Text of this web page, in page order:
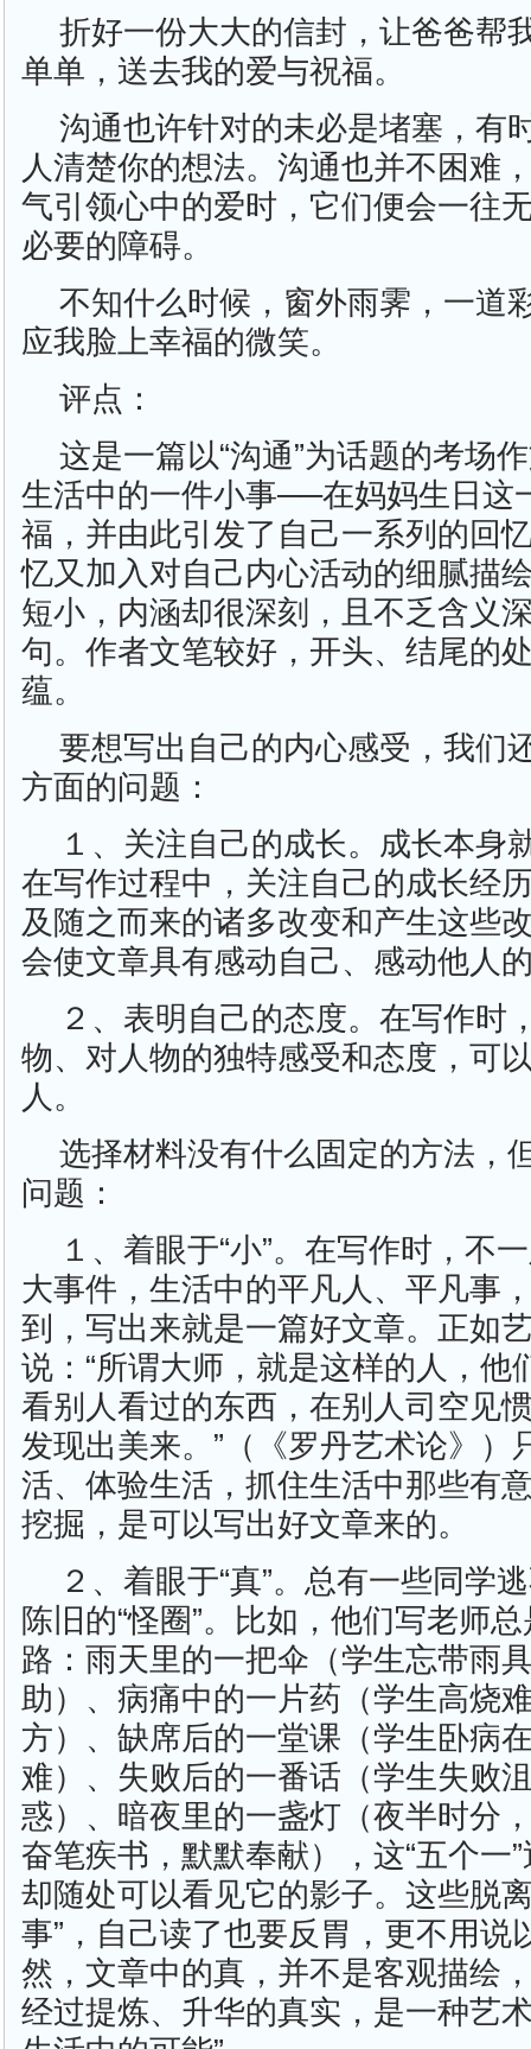
折好一份大大的信封，让爸爸帮
单单，送去我的爱与祝福。
沟通也许针对的未必是堵塞，有
人清楚你的想法。沟通也并不困难
气引领心中的爱时，它们便会一往
必要的障碍。
不知什么时候，窗外雨霁，一道
应我脸上幸福的微笑。
评点：
这是一篇以“沟通”为话题的考场
生活中的一件小事──在妈妈生日这
福，并由此引发了自己一系列的回
忆又加入对自己内心活动的细腻描
短小，内涵却很深刻，且不乏含义
句。作者文笔较好，开头、结尾的
蕴。
要想写出自己的内心感受，我们
方面的问题：
１、关注自己的成长。成长本身
在写作过程中，关注自己的成长经
及随之而来的诸多改变和产生这些
会使文章具有感动自己、感动他人
２、表明自己的态度。在写作时
物、对人物的独特感受和态度，可
人。
选择材料没有什么固定的方法，
问题：
１、着眼于“小”。在写作时，不
大事件，生活中的平凡人、平凡事
到，写出来就是一篇好文章。正如
说：“所谓大师，就是这样的人，他
看别人看过的东西，在别人司空见
发现出美来。”（《罗丹艺术论》）
活、体验生活，抓住生活中那些有
挖掘，是可以写出好文章来的。
２、着眼于“真”。总有一些同学
陈旧的“怪圈”。比如，他们写老师
路：雨天里的一把伞（学生忘带雨
助）、病痛中的一片药（学生高烧
方）、缺席后的一堂课（学生卧病
难）、失败后的一番话（学生失败
惑）、暗夜里的一盏灯（夜半时分
奋笔疾书，默默奉献），这“五个一
却随处可以看见它的影子。这些脱
事”，自己读了也要反胃，更不用说
然，文章中的真，并不是客观描绘
经过提炼、升华的真实，是一种艺